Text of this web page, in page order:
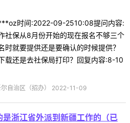
时间:2022-09-2510:08提问内容:
社保从8月份开始的现在报名不够三个
时就要提供还是要确认的时候提供？
载还是去社保局打印？回复内容:8-10
尔自治区（招办） 2022-11-09
浙江省外派到新疆工作的（已